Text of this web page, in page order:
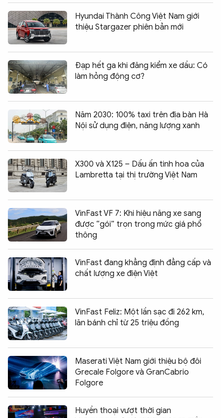
Hyundai Thành Công Việt Nam giới
thiệu Stargazer phiên bản mới
Đạp hết ga khi đăng kiểm xe dầu: Có
làm hỏng động cơ?
Năm 2030: 100% taxi trên địa bàn Hà
Nội sử dụng điện, năng lượng xanh
X300 và X125 – Dấu ấn tinh hoa của
Lambretta tại thị trường Việt Nam
VinFast VF 7: Khi hiệu năng xe sang
được “gói” trọn trong mức giá phổ
thông
VinFast đang khẳng định đẳng cấp và
chất lượng xe điện Việt
VinFast Feliz: Một lần sạc đi 262 km,
lăn bánh chỉ từ 25 triệu đồng
Maserati Việt Nam giới thiệu bộ đôi
Grecale Folgore và GranCabrio
Folgore
Huyền thoại vượt thời gian